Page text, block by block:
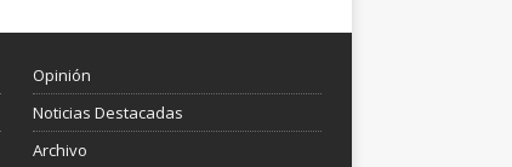
Opinión
Noticias Destacadas
Archivo